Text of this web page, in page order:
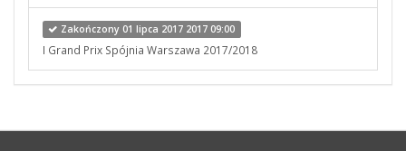
Zakończony 01 lipca 2017 2017 09:00
I Grand Prix Spójnia Warszawa 2017/2018